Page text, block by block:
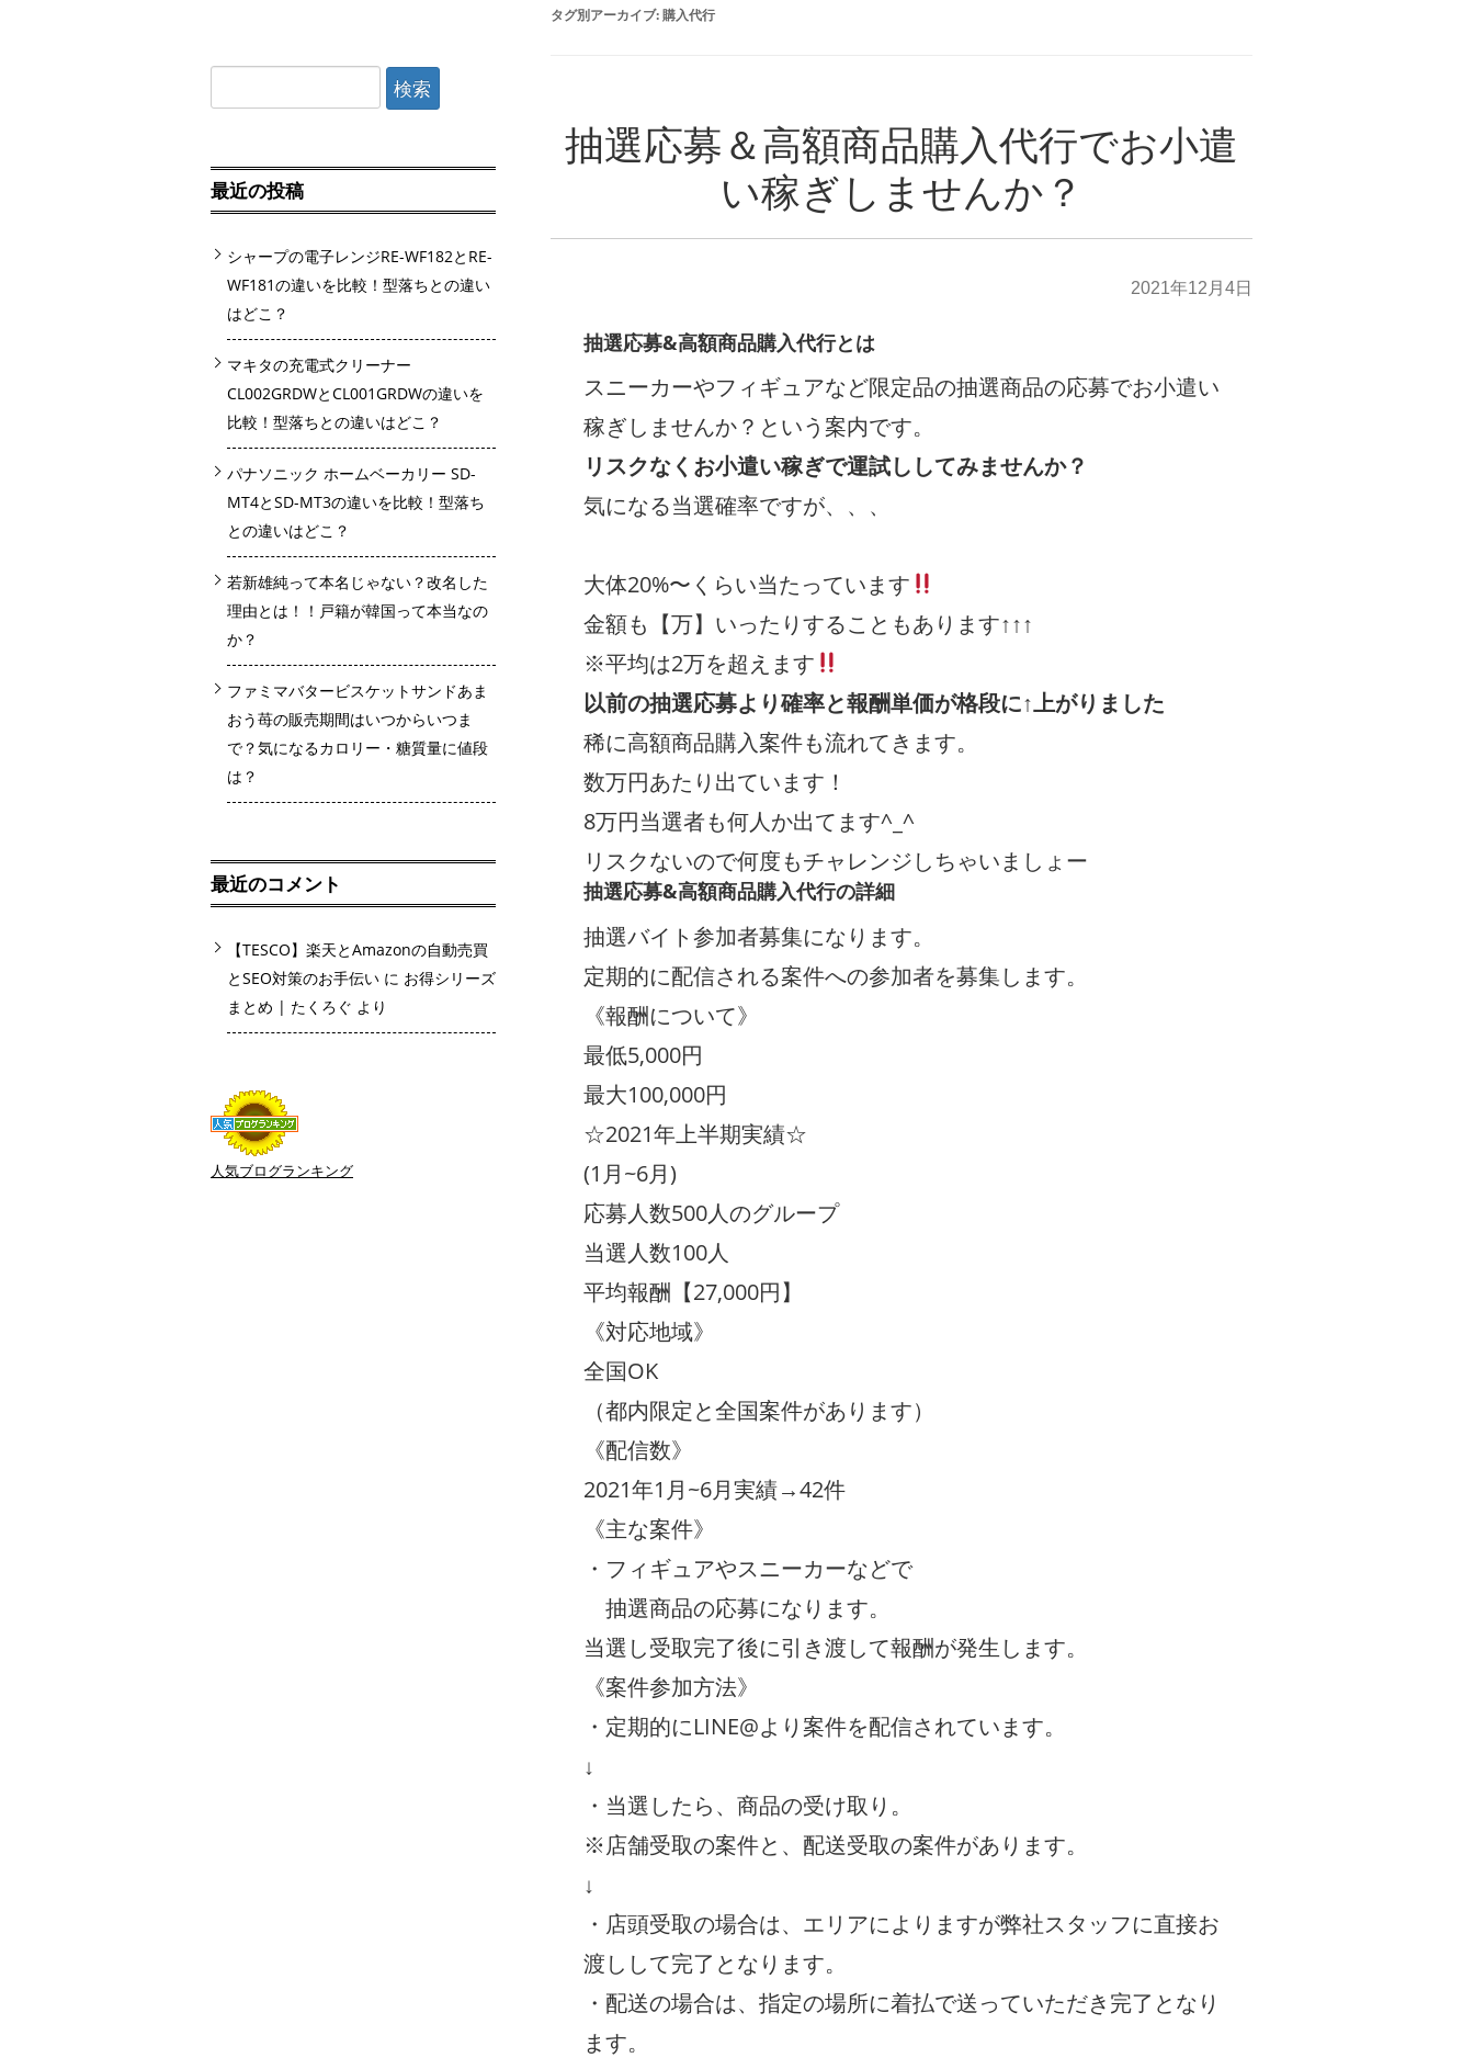
タグ別アーカイブ:購入代行
抽選応募＆高額商品購入代行でお小遣
い稼ぎしませんか？
2021年12月4日
抽選応募&高額商品購入代行とは
スニーカーやフィギュアなど限定品の抽選商品の応募でお小遣い
稼ぎしませんか？という案内です。
リスクなくお小遣い稼ぎで運試し してみませんか？
気になる当選確率ですが、、、
大体20%〜くらい当たっています
金額も【万】いったりすることもあります↑↑↑
※平均は2万を超えます
以前の抽選応募より確率と報酬単価が格段に↑上がりました
稀に高額商品購入案件も流れてきます。
数万円あたり出ています！
8万円当選者も何人か出てます^_^
リスクないので何度もチャレンジしちゃいましょー
抽選応募&高額商品購入代行の詳細
抽選バイト参加者募集になります。
定期的に配信される案件への参加者を募集します。
《報酬について》
最低5,000円
最大100,000円
☆2021年上半期実績☆
(1月~6月)
応募人数500人のグループ
当選人数100人
平均報酬【27,000円】
《対応地域》
全国OK
（都内限定と全国案件があります）
《配信数》
2021年1月~6月実績→42件
《主な案件》
・フィギュアやスニーカーなどで
抽選商品の応募になります。
当選し受取完了後に引き渡して報酬が発生します。
《案件参加方法》
・定期的にLINE@より案件を配信されています。
↓
・当選したら、商品の受け取り。
※店舗受取の案件と、配送受取の案件があります。
↓
・店頭受取の場合は、エリアによりますが弊社スタッフに直接お
渡しして完了となります。
・配送の場合は、指定の場所に着払で送っていただき完了となり
ます。
索:
最近の投稿
シャープの電子レンジRE-WF182とRE-
WF181の違いを比較！型落ちとの違い
はどこ？
マキタの充電式クリーナー
CL002GRDWとCL001GRDWの違いを
比較！型落ちとの違いはどこ？
パナソニック ホームベーカリー SD-
MT4とSD-MT3の違いを比較！型落ち
との違いはどこ？
若新雄純って本名じゃない？改名した
理由とは！！戸籍が韓国って本当なの
か？
ファミマバタービスケットサンドあま
おう苺の販売期間はいつからいつま
で？気になるカロリー・糖質量に値段
は？
最近のコメント
【TESCO】楽天とAmazonの自動売買
とSEO対策のお手伝い に お得シリーズ
まとめ | たくろぐ より
人気ブログランキング